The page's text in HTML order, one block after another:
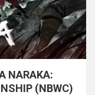
NARAKA:
(NBWC)